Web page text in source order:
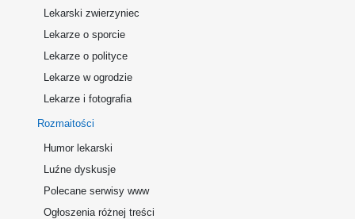
Lekarski zwierzyniec
Lekarze o sporcie
Lekarze o polityce
Lekarze w ogrodzie
Lekarze i fotografia
Rozmaitości
Humor lekarski
Luźne dyskusje
Polecane serwisy www
Ogłoszenia różnej treści